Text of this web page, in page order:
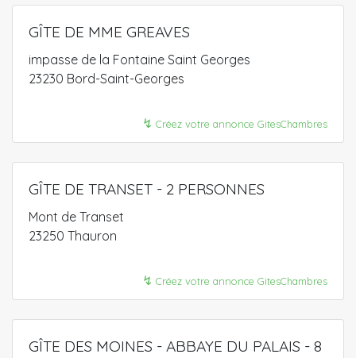
GÎTE DE MME GREAVES
impasse de la Fontaine Saint Georges
23230 Bord-Saint-Georges
↯ Créez votre annonce GitesChambres
GÎTE DE TRANSET - 2 PERSONNES
Mont de Transet
23250 Thauron
↯ Créez votre annonce GitesChambres
GÎTE DES MOINES - ABBAYE DU PALAIS - 8